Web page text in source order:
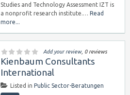
Studies and Technology Assessment IZT is
a nonprofit research institute.… Read
more...
Add your review, 0 reviews
Kienbaum Consultants
International
Listed in Public Sector-Beratungen